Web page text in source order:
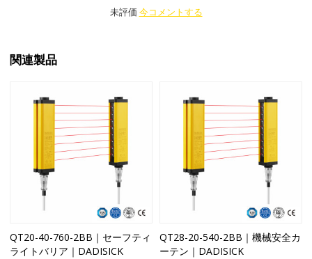
未評価 今コメントする
関連製品
QT20-40-760-2BB｜セーフティ
ライトバリア｜DADISICK
QT28-20-540-2BB｜機械安全カ
ーテン｜DADISICK